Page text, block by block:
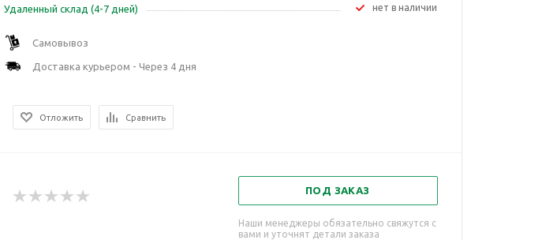
Удаленный склад (4-7 дней) Нет в наличии
Самовывоз
Доставка курьером - Через 4 дня
Отложить Сравнить
ПОД ЗАКАЗ
Наши менеджеры обязательно свяжутся с
вами и уточнят детали заказа